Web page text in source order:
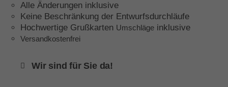
Alle Änderungen inklusive
Keine Beschränkung der Entwurfsdurchläufe
Hochwertige Grußkarten Umschläge inklusive
Versandkostenfrei
Wir sind für Sie da!